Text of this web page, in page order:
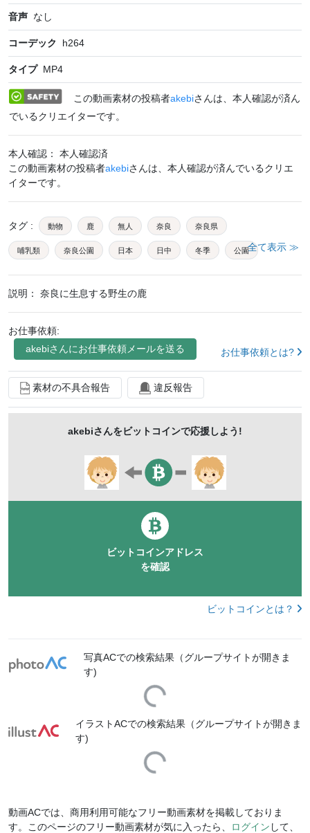
音声 なし
コーデック h264
タイプ MP4
この動画素材の投稿者akebiさんは、本人確認が済ん
でいるクリエイターです。
本人確認： 本人確認済
この動画素材の投稿者akebiさんは、本人確認が済んでいるクリエ
イターです。
タグ : 動物 鹿 無人 奈良 奈良県
哺乳類 奈良公園 日本 日中 冬季 公園
野生動物 草食動物 生物観察 生き物
鹿せんべい かわいい ニホンジカ
自然 屋外 観光地 旅行 奈良市 近畿
関西 野生 観光 大自然 保護対象
ジビエ 陸上動物
全て表示 ≫
説明： 奈良に生息する野生の鹿
お仕事依頼:
akebiさんにお仕事依頼メールを送る お仕事依頼とは?
素材の不具合報告 違反報告
akebiさんをビットコインで応援しよう!
ビットコインアドレス
を確認
ビットコインとは？
写真ACでの検索結果（グループサイトが開きま
す)
Loading...
イラストACでの検索結果（グループサイトが開きま
す)
Loading...
動画ACでは、商用利用可能なフリー動画素材を掲載しておりま
す。このページのフリー動画素材が気に入ったら、
ログイン して、